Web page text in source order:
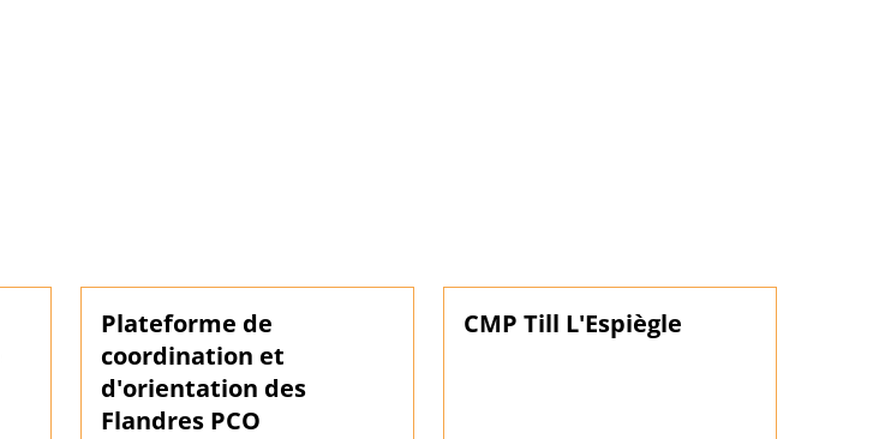
Plateforme de
coordination et
d'orientation des
Flandres PCO
CMP Till L'Espiègle